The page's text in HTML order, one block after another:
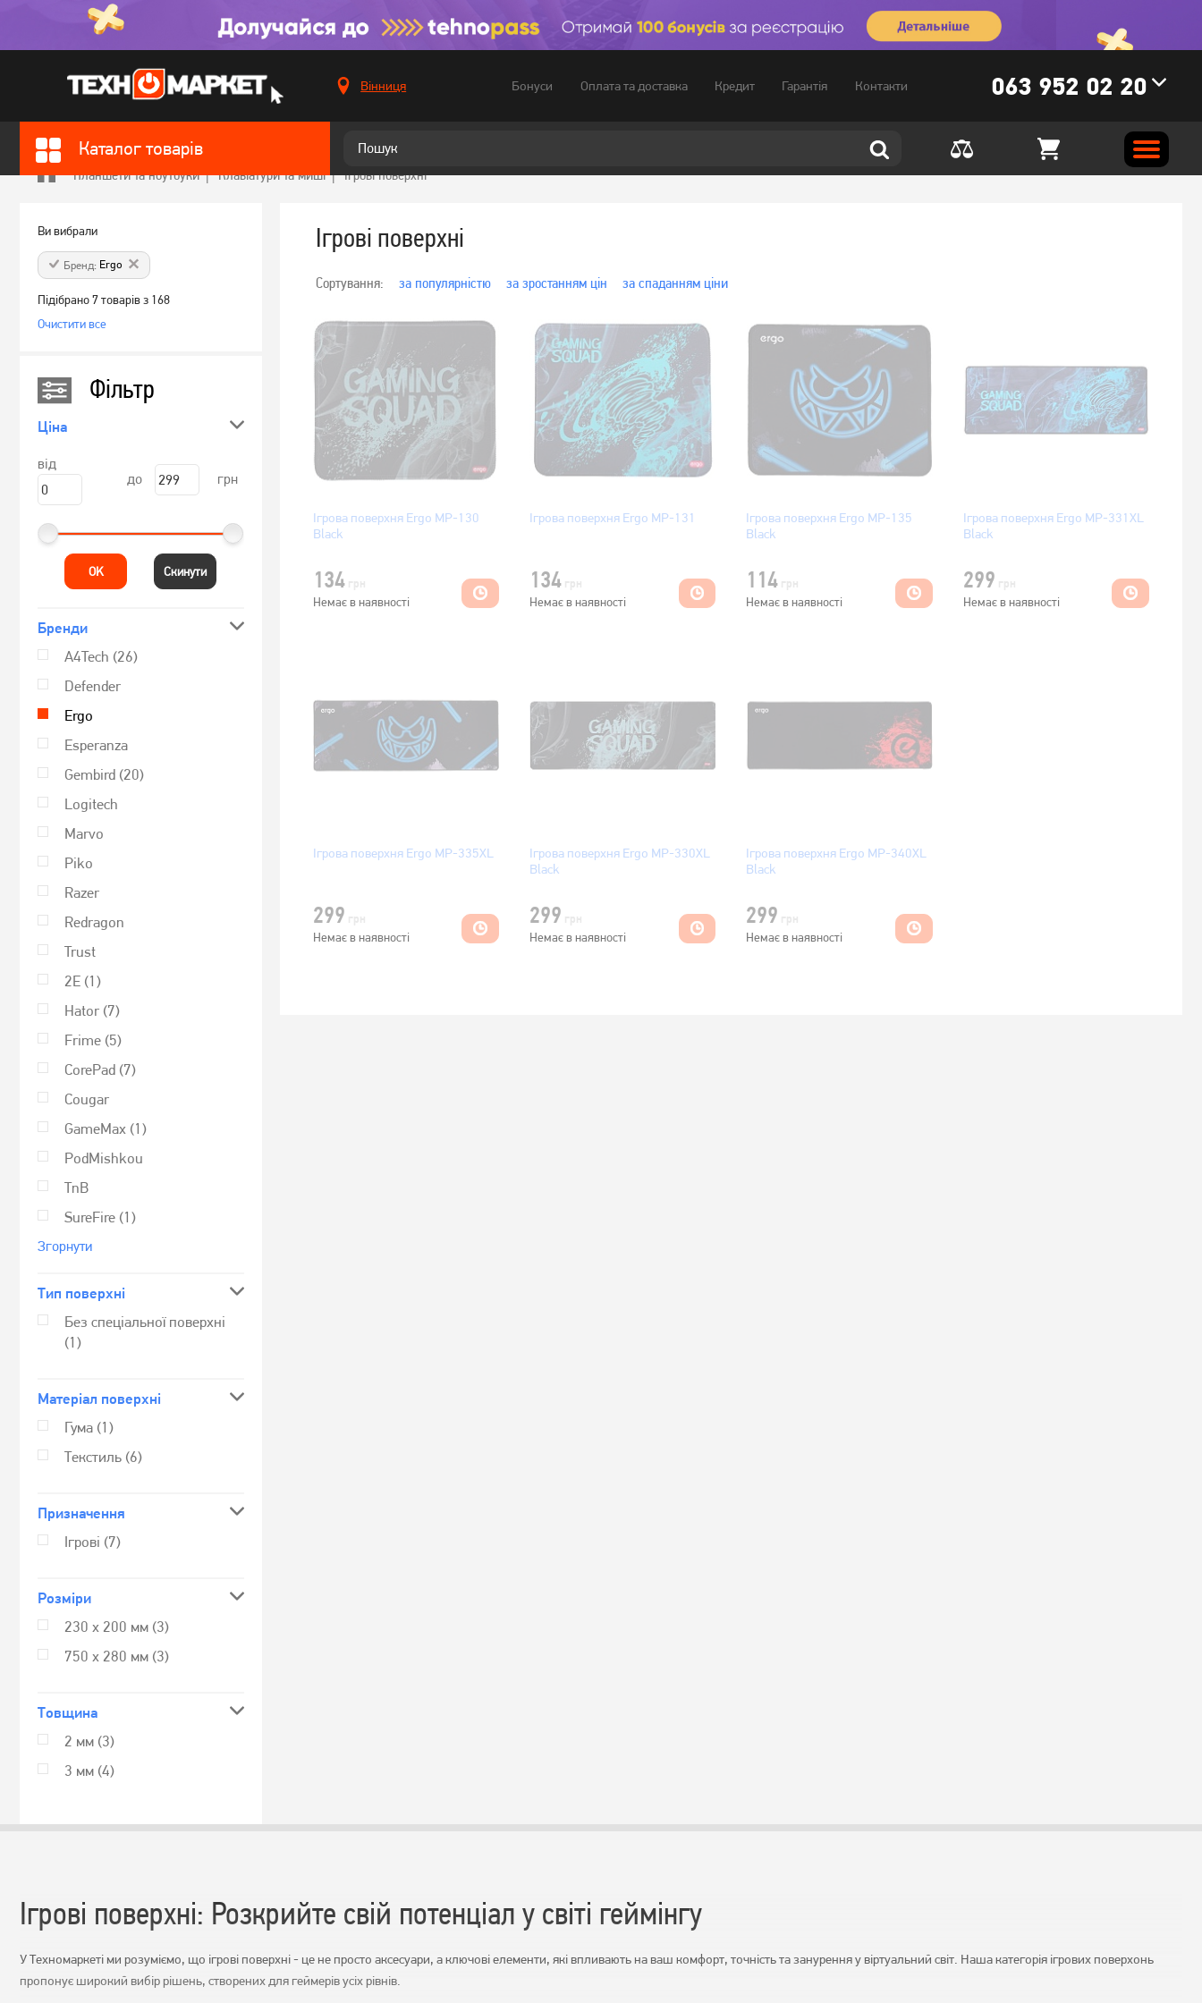
Вінниця Бонуси Оплата та доставка Кредит Гарантія Контакти 063 952 02 20
Каталог товарів
Планшети та ноутбуки Клавіатури та миші Ігрові поверхні
Ви вибрали
Бренд: Ergo
Підібрано 7 товарів з 168
Очистити все
Фільтр
Ціна
від
до
грн
OK Скинути
Бренди
A4Tech (26)
Defender
Ergo
Esperanza
Gembird (20)
Logitech
Marvo
Piko
Razer
Redragon
Trust
2E (1)
Hator (7)
Frime (5)
CorePad (7)
Cougar
GameMax (1)
PodMishkou
TnB
SureFire (1)
Згорнути
Тип поверхні
Без спеціальної поверхні
(1)
Матеріал поверхні
Гума (1)
Текстиль (6)
Призначення
Ігрові (7)
Розмiри
230 x 200 мм (3)
750 х 280 мм (3)
Товщина
2 мм (3)
3 мм (4)
Ігрові поверхні
Сортування: за популярністю за зростанням цін за спаданням ціни
Ігрова поверхня Ergo MP-130
Black
134грн
Немає в наявності
Ігрова поверхня Ergo MP-131
134
Немає в наявності
Ігрова поверхня Ergo MP-135
Black
114
Немає в наявності
Ігрова поверхня Ergo MP-331XL
Black
299
Немає в наявності
Ігрова поверхня Ergo MP-335XL
299
Немає в наявності
Ігрова поверхня Ergo MP-330XL
Black
299
Немає в наявності
Ігрова поверхня Ergo MP-340XL
Black
299
Немає в наявності
Ігрові поверхні: Розкрийте свій потенціал у світі геймінгу
У Техномаркеті ми розуміємо, що ігрові поверхні - це не просто аксесуари, а ключові елементи, які впливають на ваш комфорт, точність та занурення у віртуальний світ. Наша категорія ігрових поверхонь
пропонує широкий вибір рішень, створених для геймерів усіх рівнів.